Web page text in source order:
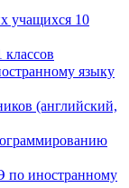
учащихся 10
языку
(английский,
по иностранному